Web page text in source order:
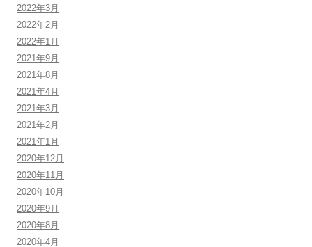
2022年3月
2022年2月
2022年1月
2021年9月
2021年8月
2021年4月
2021年3月
2021年2月
2021年1月
2020年12月
2020年11月
2020年10月
2020年9月
2020年8月
2020年4月